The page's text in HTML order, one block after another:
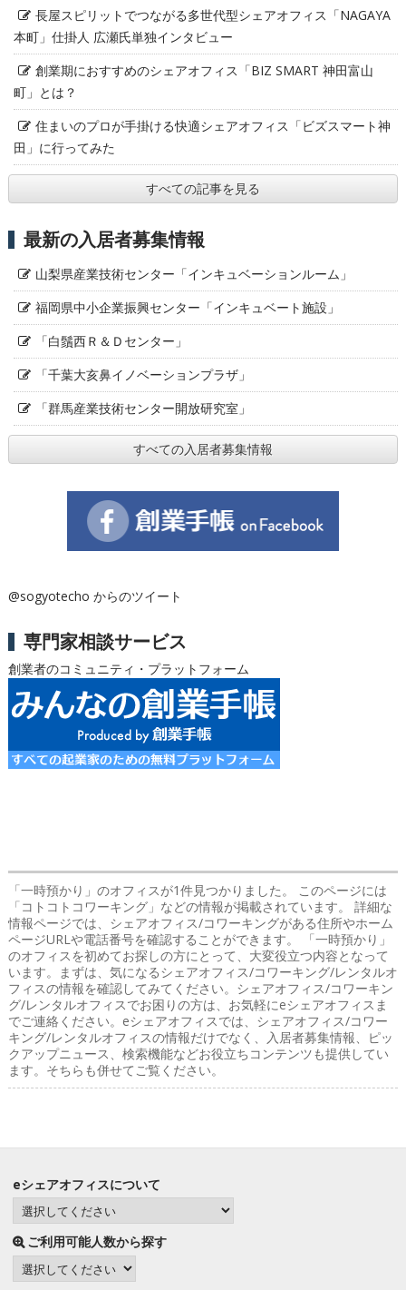
長屋スピリットでつながる多世代型シェアオフィス「NAGAYA
本町」仕掛人 広瀬氏単独インタビュー
創業期におすすめのシェアオフィス「BIZ SMART 神田富山
町」とは？
住まいのプロが手掛ける快適シェアオフィス「ビズスマート神
田」に行ってみた
すべての記事を見る
最新の入居者募集情報
山梨県産業技術センター「インキュベーションルーム」
福岡県中小企業振興センター「インキュベート施設」
「白鬚西Ｒ＆Ｄセンター」
「千葉大亥鼻イノベーションプラザ」
「群馬産業技術センター開放研究室」
すべての入居者募集情報
@sogyotecho からのツイート
専門家相談サービス
創業者のコミュニティ・プラットフォーム
「一時預かり」のオフィスが1件見つかりました。 このページには
「コトコトコワーキング」などの情報が掲載されています。 詳細な
情報ページでは、シェアオフィス/コワーキングがある住所やホーム
ページURLや電話番号を確認することができます。 「一時預かり」
のオフィスを初めてお探しの方にとって、大変役立つ内容となって
います。まずは、気になるシェアオフィス/コワーキング/レンタルオ
フィスの情報を確認してみてください。シェアオフィス/コワーキン
グ/レンタルオフィスでお困りの方は、お気軽にeシェアオフィスま
でご連絡ください。eシェアオフィスでは、シェアオフィス/コワー
キング/レンタルオフィスの情報だけでなく、入居者募集情報、ピッ
クアップニュース、検索機能などお役立ちコンテンツも提供してい
ます。そちらも併せてご覧ください。
eシェアオフィスについて
ご利用可能人数から探す